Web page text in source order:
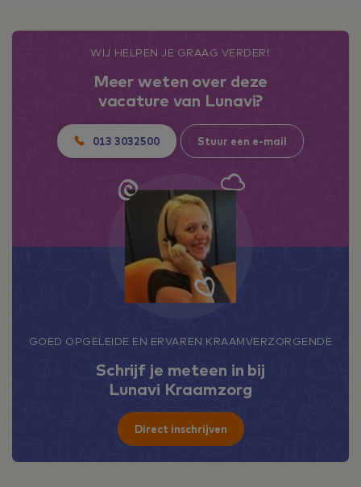
WIJ HELPEN JE GRAAG VERDER!
Meer weten over deze
vacature van Lunavi?
013 3032500 Stuur een e-mail
GOED OPGELEIDE EN ERVAREN KRAAMVERZORGENDE
Schrijf je meteen in bij
Lunavi Kraamzorg
Direct inschrijven